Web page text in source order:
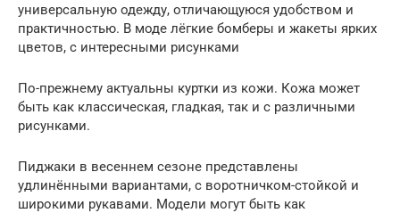
универсальную одежду, отличающуюся удобством и
практичностью. В моде лёгкие бомберы и жакеты ярких
цветов, с интересными рисунками
По-прежнему актуальны куртки из кожи. Кожа может
быть как классическая, гладкая, так и с различными
рисунками.
Пиджаки в весеннем сезоне представлены
удлинёнными вариантами, с воротничком-стойкой и
широкими рукавами. Модели могут быть как